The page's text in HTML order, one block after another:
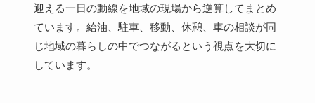
迎える一日の動線を地域の現場から逆算してまとめ
ています。給油、駐車、移動、休憩、車の相談が同
じ地域の暮らしの中でつながるという視点を大切に
しています。